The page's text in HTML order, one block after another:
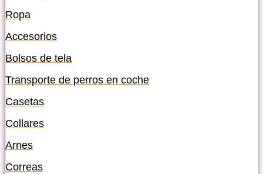
Ropa
Accesorios
Bolsos de tela
Transporte de perros en coche
Casetas
Collares
Arnes
Correas